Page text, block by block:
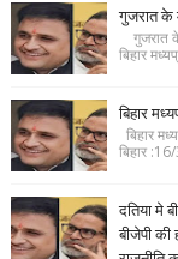
गुजरात के
गुजरात
बिहार
बिहार
बिहार
बिहार
दतिया मे
बीजेपी की